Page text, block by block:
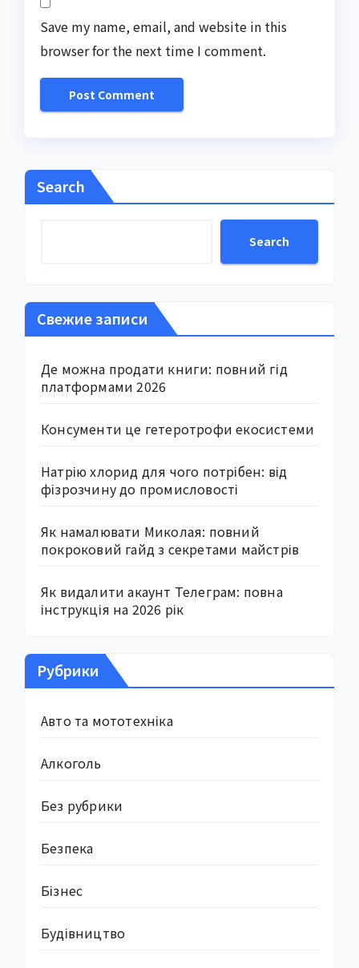
Save my name, email, and website in this
browser for the next time I comment.
Search
Search
Свежие записи
Де можна продати книги: повний гід
платформами 2026
Консументи це гетеротрофи екосистеми
Натрію хлорид для чого потрібен: від
фізрозчину до промисловості
Як намалювати Миколая: повний
покроковий гайд з секретами майстрів
Як видалити акаунт Телеграм: повна
інструкція на 2026 рік
Рубрики
Авто та мототехніка
Алкоголь
Без рубрики
Безпека
Бізнес
Будівництво